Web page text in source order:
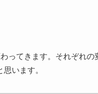
ってきます。それぞれの
います。